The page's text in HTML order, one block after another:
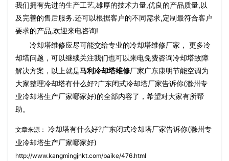
我们拥有先进的生产工艺,雄厚的技术力量,优良的产品质量,以
及完善的售后服务.还可以根据客户的不同需求,定制最符合客户
要求的产品,欢迎来电咨询!
冷却塔维修应尽可能交给专业的冷却塔维修厂家， 更多冷
却塔问题，可以继续关注我们也可以来电免费咨询冷却塔故障
解决方案，以上就是马利冷却塔维修厂家广东康明节能空调为
大家整理冷却塔有什么好?广东闭式冷却塔厂家告诉你(滁州专
业冷却塔生产厂家哪家好)的全部内容了，希望对大家有所帮
助。
文章来源： 冷却塔有什么好?广东闭式冷却塔厂家告诉你(滁州专
业冷却塔生产厂家哪家好)
http://www.kangmingjnkt.com/baike/476.html